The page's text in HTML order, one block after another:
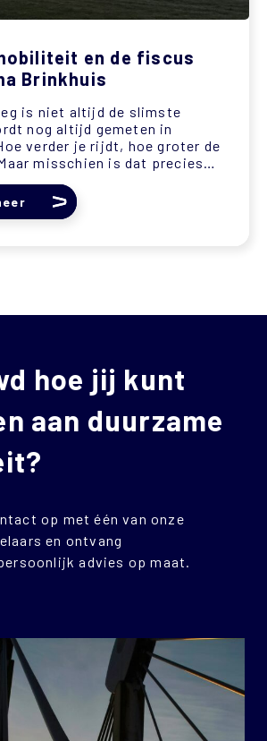
en de fiscus
Brinkhuis
is niet altijd de slimste
nog altijd gemeten in
verder je rijdt, hoe groter de
misschien is dat precies
één die we zouden...
hoe jij kunt
aan duurzame
op met één van onze
en ontvang
advies op maat.